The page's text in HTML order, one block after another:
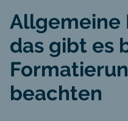
Allgemeine
das gibt es
beachten